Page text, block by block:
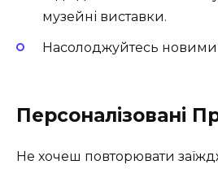
музейні виставки.
Насолоджуйтесь
Персоналізовані
Не хочеш повторювати